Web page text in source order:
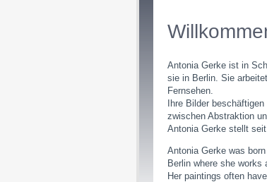
Antonia Gerke ist in
sie in Berlin. Sie
Fernsehen.
Ihre Bilder
zwischen Abstraktion
Antonia Gerke stellt
Antonia Gerke was
Berlin where she
Her paintings often